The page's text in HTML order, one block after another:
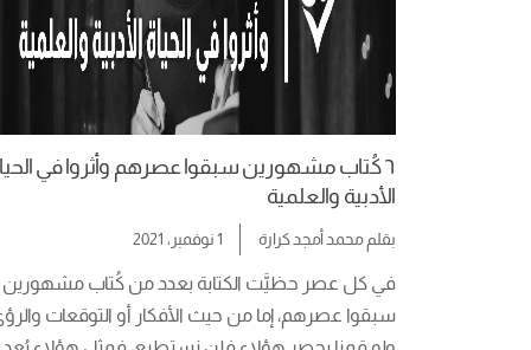
٦ كُتاب مشهورين سبقوا عصرهم وأثروا في
الأدبية والعلمية
بقلم محمد أمجد كرارة 1 نوفمبر، 2021